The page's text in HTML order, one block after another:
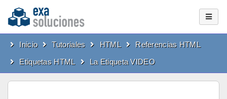
Inicio Tutoriales HTML
Referencias HTML
Etiquetas HTML
La Etiqueta VIDEO